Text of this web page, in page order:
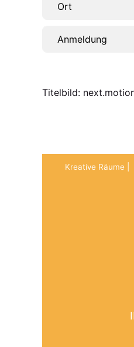
Ort
Anmeldung
Titelbild:
Kreative Räume